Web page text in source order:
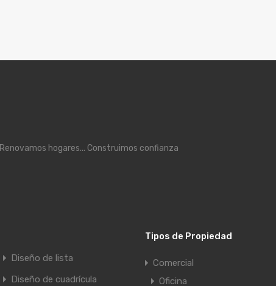
Renovamos hogares... Construimos confianza
Diseño de lista
Diseño de cuadrícula
Tipos de Propiedad
Comercial
Oficina